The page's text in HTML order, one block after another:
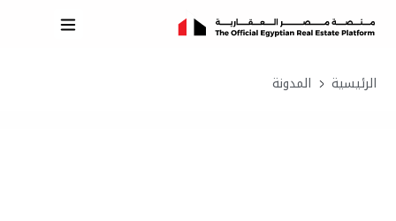
الرئيسية المدونة